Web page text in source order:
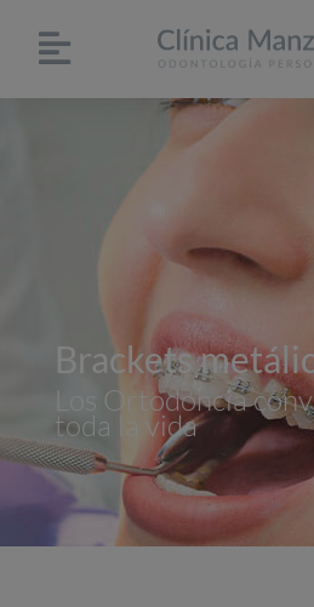
Brackets
Los Ortodoncia
toda la vida